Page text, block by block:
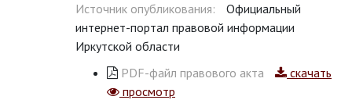
Источник опубликования:
Официальный
интернет-портал правовой информации
Иркутской области
PDF-файл правового акта
скачать
просмотр